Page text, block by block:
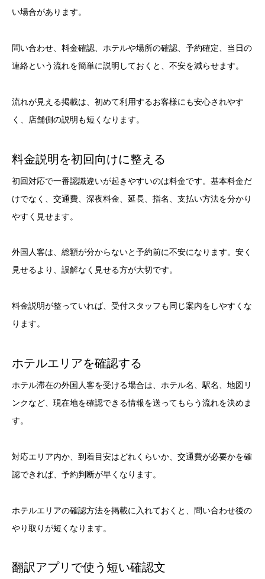
い場合があります。
問い合わせ、料金確認、ホテルや場所の確認、予約確定、当日の
連絡という流れを簡単に説明しておくと、不安を減らせます。
流れが見える掲載は、初めて利用するお客様にも安心されやす
く、店舗側の説明も短くなります。
料金説明を初回向けに整える
初回対応で一番認識違いが起きやすいのは料金です。基本料金だ
けでなく、交通費、深夜料金、延長、指名、支払い方法を分かり
やすく見せます。
外国人客は、総額が分からないと予約前に不安になります。安く
見せるより、誤解なく見せる方が大切です。
料金説明が整っていれば、受付スタッフも同じ案内をしやすくな
ります。
ホテルエリアを確認する
ホテル滞在の外国人客を受ける場合は、ホテル名、駅名、地図リ
ンクなど、現在地を確認できる情報を送ってもらう流れを決めま
す。
対応エリア内か、到着目安はどれくらいか、交通費が必要かを確
認できれば、予約判断が早くなります。
ホテルエリアの確認方法を掲載に入れておくと、問い合わせ後の
やり取りが短くなります。
翻訳アプリで使う短い確認文